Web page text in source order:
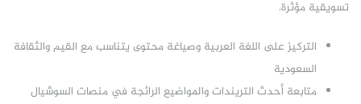
تسويقية مؤثرة.
التركيز على اللغة العربية وصياغة محتوى يتناسب مع القيم والثقافة
السعودية
متابعة أحدث التريندات والمواضيع الرائجة في منصات السوشيال